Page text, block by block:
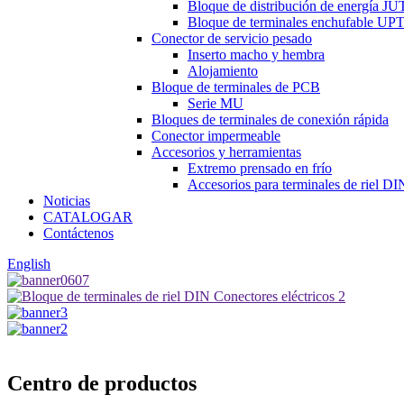
Bloque de distribución de energía
Bloque de terminales enchufable UPT
Conector de servicio pesado
Inserto macho y hembra
Alojamiento
Bloque de terminales de PCB
Serie MU
Bloques de terminales de conexión rápida
Conector impermeable
Accesorios y herramientas
Extremo prensado en frío
Accesorios para terminales de riel
Noticias
CATALOGAR
Contáctenos
English
Centro de productos